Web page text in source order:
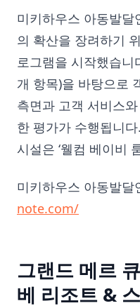
미키하우스 아동발달
의 확산을 장려하기
로그램을 시작했습
개 항목)을 바탕으로
측면과 고객 서비스
한 평가가 수행됩니
시설은 ‘웰컴 베이비
미키하우스 아동발달
note.com/
그랜드 메르
베 리조트 &